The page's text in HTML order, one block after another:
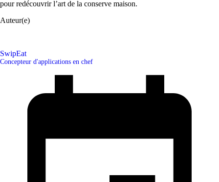
pour redécouvrir l’art de la conserve maison.
Auteur(e)
SwipEat
Concepteur d'applications en chef